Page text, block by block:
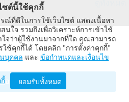
System Limited
อป WealthMagik
ซต์นี้ใช้คุกกี้
รณ์ที่ดีในการใช้เว็บไซต์ แสดงเนื้อหา
ใจ รวมถึงเพื่อวิเคราะห์การเข้าใช้
ใจว่าผู้ใช้งานมาจากที่ใด คุณสามารถ
ใช้คุกกี้ได้ โดยคลิก "การตั้งค่าคุกกี้"
บุคคล และ ข้อกำหนดและเงื่อนไข
ยอมรับทั้งหมด